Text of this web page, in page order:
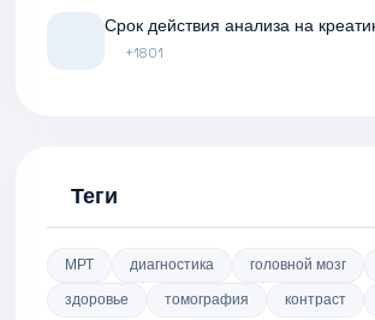
Срок действия анализа на
+1801
Теги
МРТ диагностика головной мозг
здоровье
томография контраст